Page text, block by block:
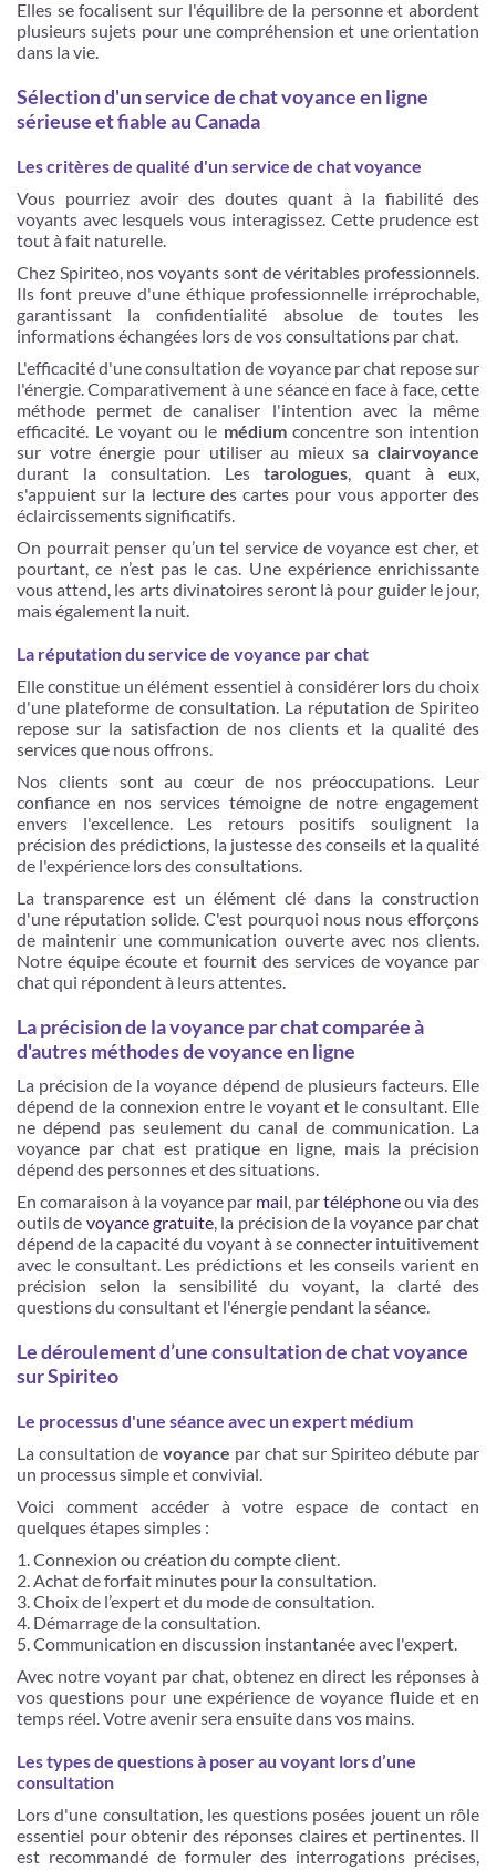
Elles se focalisent sur l'équilibre de la personne et abordent
plusieurs sujets pour une compréhension et une orientation
dans la vie.
Sélection d'un service de chat voyance en ligne
sérieuse et fiable au Canada
Les critères de qualité d'un service de chat voyance
Vous pourriez avoir des doutes quant à la fiabilité des
voyants avec lesquels vous interagissez. Cette prudence est
tout à fait naturelle.
Chez Spiriteo, nos voyants sont de véritables professionnels.
Ils font preuve d'une éthique professionnelle irréprochable,
garantissant la confidentialité absolue de toutes les
informations échangées lors de vos consultations par chat.
L'efficacité d'une consultation de voyance par chat repose sur
l'énergie. Comparativement à une séance en face à face, cette
méthode permet de canaliser l'intention avec la même
efficacité. Le voyant ou le médiumconcentre son intention
sur votre énergie pour utiliser au mieux sa clairvoyance
durant la consultation. Lestarologues , quant à eux,
s'appuient sur la lecture des cartes pour vous apporter des
éclaircissements significatifs.
On pourrait penser qu’un tel service de voyance est cher, et
pourtant, ce n’est pas le cas. Une expérience enrichissante
vous attend, les arts divinatoires seront là pour guider le jour,
mais également la nuit.
La réputation du service de voyance par chat
Elle constitue un élément essentiel à considérer lors du choix
d'une plateforme de consultation. La réputation de Spiriteo
repose sur la satisfaction de nos clients et la qualité des
services que nous offrons.
Nos clients sont au cœur de nos préoccupations. Leur
confiance en nos services témoigne de notre engagement
envers l'excellence. Les retours positifs soulignent la
précision des prédictions, la justesse des conseils et la qualité
de l'expérience lors des consultations.
La transparence est un élément clé dans la construction
d'une réputation solide. C'est pourquoi nous nous efforçons
de maintenir une communication ouverte avec nos clients.
Notre équipe écoute et fournit des services de voyance par
chat qui répondent à leurs attentes.
La précision de la voyance par chat comparée à
d'autres méthodes de voyance en ligne
La précision de la voyance dépend de plusieurs facteurs. Elle
dépend de la connexion entre le voyant et le consultant. Elle
ne dépend pas seulement du canal de communication. La
voyance par chat est pratique en ligne, mais la précision
dépend des personnes et des situations.
En comaraison à la voyance par mail , partéléphoneou via des
outils de voyance gratuite, la précision de la voyance par chat
dépend de la capacité du voyant à se connecter intuitivement
avec le consultant. Les prédictions et les conseils varient en
précision selon la sensibilité du voyant, la clarté des
questions du consultant et l'énergie pendant la séance.
Le déroulement d’une consultation de chat voyance
sur Spiriteo
Le processus d'une séance avec un expert médium
La consultation de voyance par chat sur Spiriteo débute par
un processus simple et convivial.
Voici comment accéder à votre espace de contact en
quelques étapes simples :
Connexion ou création du compte client.
Achat de forfait minutes pour la consultation.
Choix de l’expert et du mode de consultation.
Démarrage de la consultation.
Communication en discussion instantanée avec l'expert.
Avec notre voyant par chat, obtenez en direct les réponses à
vos questions pour une expérience de voyance fluide et en
temps réel. Votre avenir sera ensuite dans vos mains.
Les types de questions à poser au voyant lors d’une
consultation
Lors d'une consultation, les questions posées jouent un rôle
essentiel pour obtenir des réponses claires et pertinentes. Il
est recommandé de formuler des interrogations précises,